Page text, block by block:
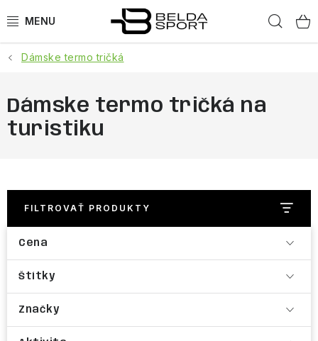
na
ŠPORTY
BEH
BOGNER
OBLEČENIE
OBUV
DOPLNKY
NAŠE SLUŽBY
Dámske termo tričká
Dámske termo tričká na
turistiku
FILTROVAŤ PRODUKTY
Cena
Štítky
Značky